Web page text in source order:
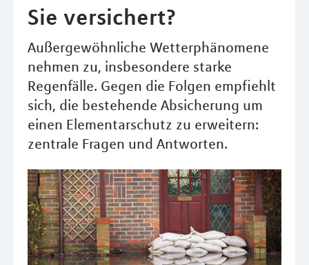
Sie versichert?
Außergewöhnliche Wetterphänomene
nehmen zu, insbesondere starke
Regenfälle. Gegen die Folgen empfiehlt
sich, die bestehende Absicherung um
einen Elementarschutz zu erweitern:
zentrale Fragen und Antworten.